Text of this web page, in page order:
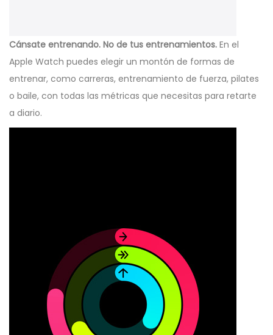
Cánsate entrenando. No de tus entrenamientos. En el
Apple Watch puedes elegir un montón de formas de
entrenar, como carreras, entrenamiento de fuerza, pilates
o baile, con todas las métricas que necesitas para retarte
a diario.